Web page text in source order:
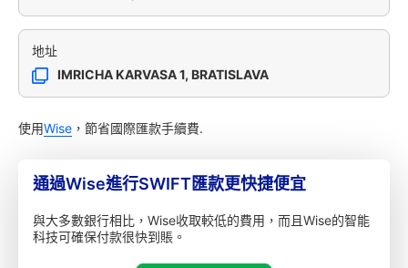
地址
IMRICHA KARVASA 1, BRATISLAVA
使用Wise ，節省國際匯款手續費.
通過Wise進行SWIFT匯款更快捷便宜
與大多數銀行相比，Wise收取較低的費用，而且Wise的智能
科技可確保付款很快到賬。